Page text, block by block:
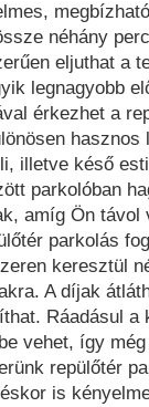
néhány
eljuthat a
legnagyobb
érkezhet a
hasznos
illetve késő
parkolóban
amíg Ön távol
parkolás
keresztül
A díjak
Ráadásul a
vehet, így
repülőtér
is